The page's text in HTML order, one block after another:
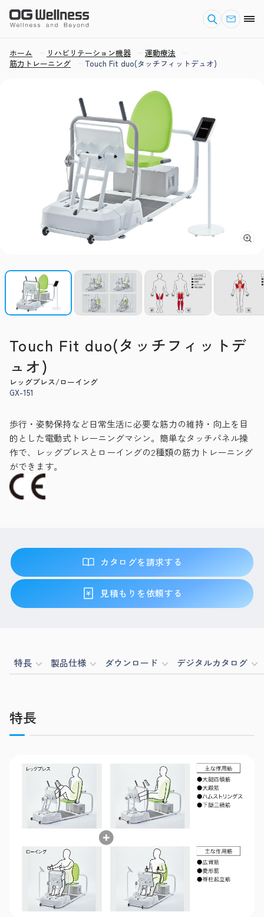
ホーム リハビリテーション機器
運動療法
筋力トレーニング
Touch Fit duo(タッチフィットデュオ)
Touch Fit duo(タッチフィットデ
ュオ)
レッグプレス/ローイング
GX-151
歩行・姿勢保持など日常生活に必要な筋力の維持・向上を目
的とした電動式トレーニングマシン。簡単なタッチパネル操
作で、レッグプレスとローイングの2種類の筋力トレーニング
ができます。
カタログを請求する
見積もりを依頼する
特長 製品仕様 ダウンロード デジタルカタログ
特長